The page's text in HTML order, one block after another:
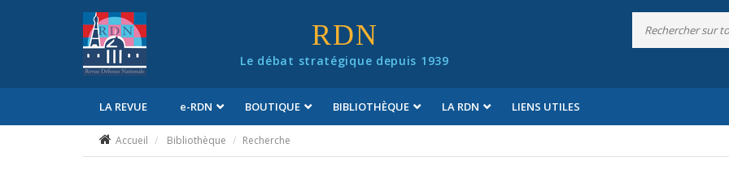
RDN
Le débat stratégique depuis 1939
LA REVUE e-RDN BOUTIQUE BIBLIOTHÈQUE LA RDN LIENS UTILES
Accueil Bibliothèque Recherche